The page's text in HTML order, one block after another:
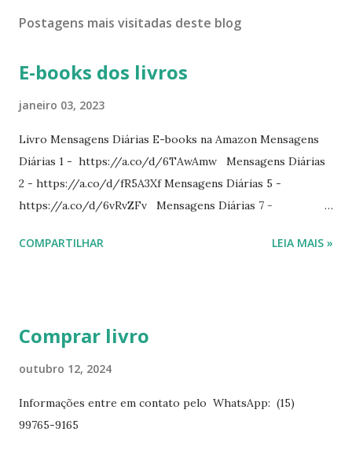
Postagens mais visitadas deste blog
E-books dos livros
janeiro 03, 2023
Livro Mensagens Diárias E-books na Amazon Mensagens
Diárias 1 - https://a.co/d/6TAwAmw Mensagens Diárias
2 - https://a.co/d/fR5A3Xf Mensagens Diárias 5 -
https://a.co/d/6vRvZFv Mensagens Diárias 7 -
https://a.co/d/h4iP1oj Mensagens Diárias 10 -
Mensagens Diárias 4 -
mensagens diárias traz uma meditação para cada dia do
ano. Passagens bíblicas, ilustrações, histórias
COMPARTILHAR LEIA MAIS »
Comprar livro
outubro 12, 2024
Informações entre em contato pelo WhatsApp: (15)
99765-9165